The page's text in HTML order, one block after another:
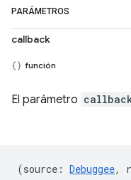
PARÁMETROS
callback
función
El parámetro
(source : Debuggee,